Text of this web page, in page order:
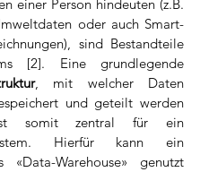
einer Person hindeuten (z.B.
oder auch Smart-
sind Bestandteile
, mit welcher Daten
und geteilt werden
somit zentral für ein
Hierfür kann ein
«Data-Warehouse» genutzt